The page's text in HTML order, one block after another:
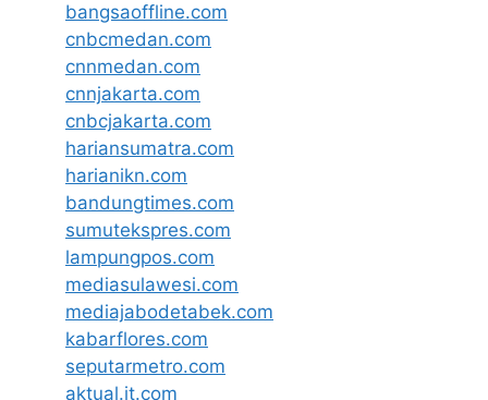
bangsaoffline.com
cnbcmedan.com
cnnmedan.com
cnnjakarta.com
cnbcjakarta.com
hariansumatra.com
harianikn.com
bandungtimes.com
sumutekspres.com
lampungpos.com
mediasulawesi.com
mediajabodetabek.com
kabarflores.com
seputarmetro.com
aktual.it.com